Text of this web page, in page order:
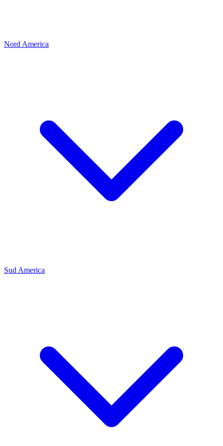
Nord America
Sud America